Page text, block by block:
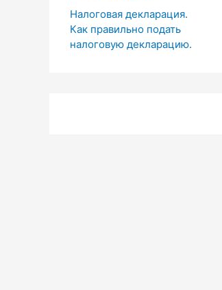
Налоговая декларация.
Как правильно подать
налоговую декларацию.